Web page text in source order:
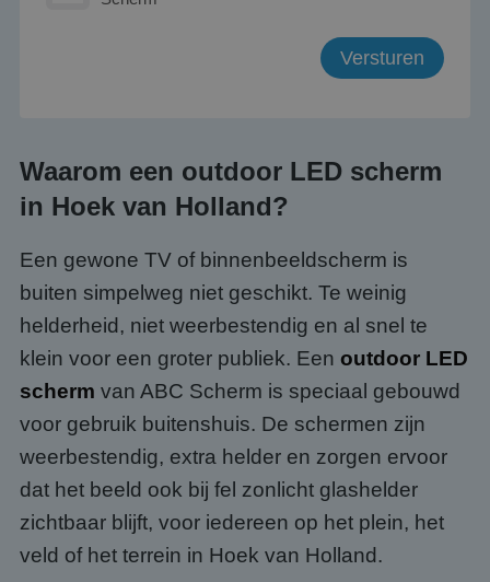
Waarom een outdoor LED scherm
in Hoek van Holland?
Een gewone TV of binnenbeeldscherm is
buiten simpelweg niet geschikt. Te weinig
helderheid, niet weerbestendig en al snel te
klein voor een groter publiek. Een outdoor LED
scherm van ABC Scherm is speciaal gebouwd
voor gebruik buitenshuis. De schermen zijn
weerbestendig, extra helder en zorgen ervoor
dat het beeld ook bij fel zonlicht glashelder
zichtbaar blijft, voor iedereen op het plein, het
veld of het terrein in Hoek van Holland.